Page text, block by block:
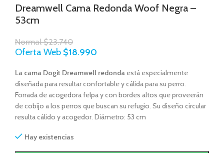
Dreamwell Cama Redonda Woof Negra –
53cm
Normal$23.740
Oferta Web $18.990
La cama Dogit Dreamwell redonda está especialmente
diseñada para resultar confortable y cálida para su perro.
Forrada de acogedora felpa y con bordes altos que proveerán
de cobijo a los perros que buscan su refugio. Su diseño circular
resulta cálido y acogedor. Diámetro: 53 cm
Hay existencias